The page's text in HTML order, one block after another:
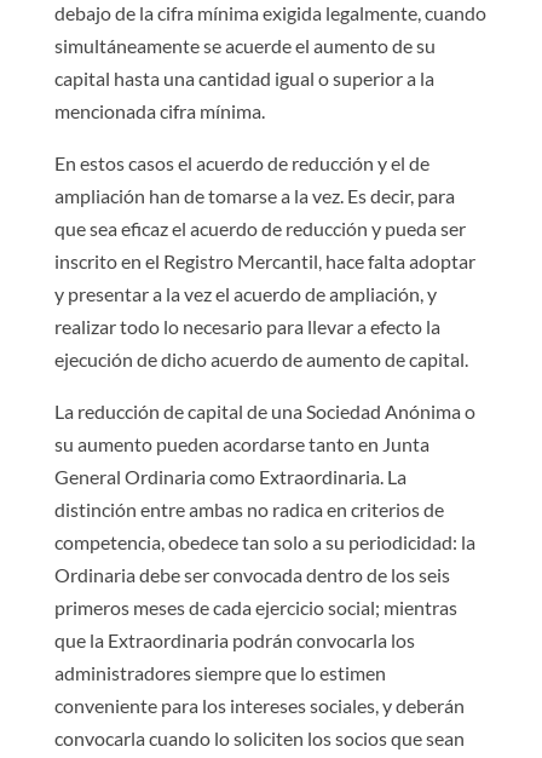
debajo de la cifra mínima exigida legalmente, cuando
simultáneamente se acuerde el aumento de su
capital hasta una cantidad igual o superior a la
mencionada cifra mínima.
En estos casos el acuerdo de reducción y el de
ampliación han de tomarse a la vez. Es decir, para
que sea eficaz el acuerdo de reducción y pueda ser
inscrito en el Registro Mercantil, hace falta adoptar
y presentar a la vez el acuerdo de ampliación, y
realizar todo lo necesario para llevar a efecto la
ejecución de dicho acuerdo de aumento de capital.
La reducción de capital de una Sociedad Anónima o
su aumento pueden acordarse tanto en Junta
General Ordinaria como Extraordinaria. La
distinción entre ambas no radica en criterios de
competencia, obedece tan solo a su periodicidad: la
Ordinaria debe ser convocada dentro de los seis
primeros meses de cada ejercicio social; mientras
que la Extraordinaria podrán convocarla los
administradores siempre que lo estimen
conveniente para los intereses sociales, y deberán
convocarla cuando lo soliciten los socios que sean